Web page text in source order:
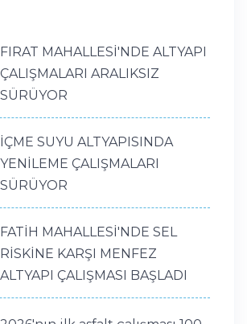
FIRAT MAHALLESİ'NDE ALTYAPI
ÇALIŞMALARI ARALIKSIZ
SÜRÜYOR
İÇME SUYU ALTYAPISINDA
YENİLEME ÇALIŞMALARI
SÜRÜYOR
FATİH MAHALLESİ'NDE SEL
RİSKİNE KARŞI MENFEZ
ALTYAPI ÇALIŞMASI BAŞLADI